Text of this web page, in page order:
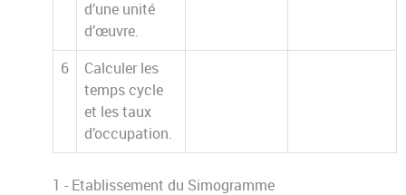
d’une unité
d’œuvre.
6
Calculer les
temps cycle
et les taux
d’occupation.
1 - Etablissement du Simogramme